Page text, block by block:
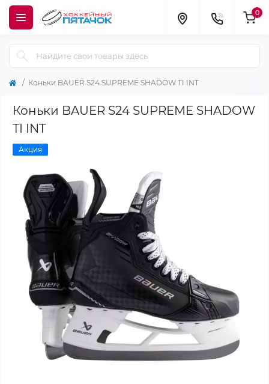
0
Коньки BAUER S24 SUPREME SHADOW TI INT
Коньки BAUER S24 SUPREME SHADOW
TI INT
Акция